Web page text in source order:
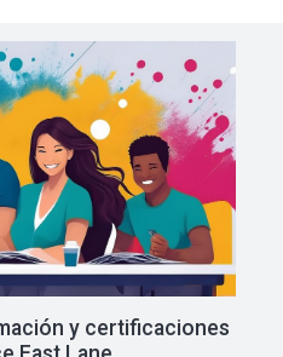
y certificaciones